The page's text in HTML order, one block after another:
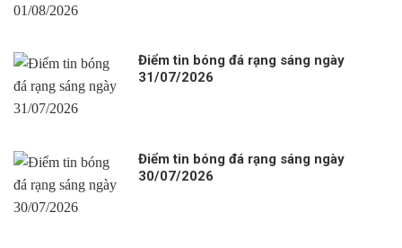
Điểm tin bóng đá rạng sáng ngày
31/07/2026
Điểm tin bóng đá rạng sáng ngày
30/07/2026